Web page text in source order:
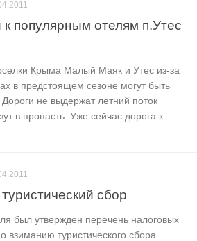
популярным отелям п.Утес
Крыма Малый Маяк и Утес из-за
в предстоящем сезоне могут быть
не выдержат летний поток
в пропасть. Уже сейчас дорога к
сбор
был утвержден перечень налоговых
взиманию туристического сбора